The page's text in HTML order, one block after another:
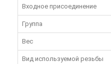
Входное присоединение
Группа
Вес
Вид используемой резьбы